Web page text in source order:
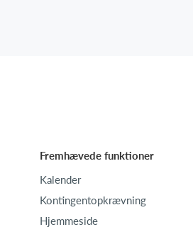
Fremhævede funktioner
Kalender
Kontingentopkrævning
Hjemmeside